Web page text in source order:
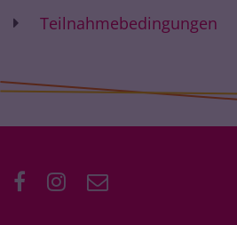
Teilnahmebedingungen